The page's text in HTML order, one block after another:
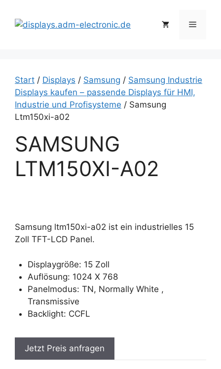
Inhalt
springen
Menü
Start / Displays / Samsung / Samsung Industrie
Displays kaufen – passende Displays für HMI,
Industrie und Profisysteme / Samsung
Ltm150xi-a02
SAMSUNG
LTM150XI-A02
Samsung ltm150xi-a02 ist ein industrielles 15
Zoll TFT-LCD Panel.
Displaygröße: 15 Zoll
Auflösung: 1024 X 768
Panelmodus: TN, Normally White ,
Transmissive
Backlight: CCFL
Jetzt Preis anfragen